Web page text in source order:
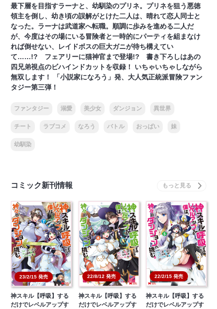
最下層を目指すラーナと、幼馴染のプリネ。プリネを狙う悪徳
領主を倒し、幼き頃の誤解がとけた二人は、晴れて恋人同士と
なった。ラーナは武道家へ転職。順調に歩みを進める二人だ
が、今度はその場にいる冒険者と一時的にパーティを組まなけ
れば倒せない、レイドボスの巨大ガニが待ち構えてい
て……!? フェアリーに猫神官まで登場!? 書き下ろしはあの
四兄弟視点のビハインドカットを収録！ いちゃいちゃしながら
無双します！ 「小説家になろう」発、大人気正統派冒険ファン
タジー第三弾！
ファンタジー 溺愛 美少女 ダンジョン 異世界
チート ラブコメ なろう バトル おっぱい 妹
幼馴染
コミック新刊情報
23/2/15 発売
神スキル【呼吸】する
だけでレベルアップす
22/8/12 発売
神スキル【呼吸】する
だけでレベルアップす
22/2/15 発売
神スキル【呼吸】する
だけでレベルアップす